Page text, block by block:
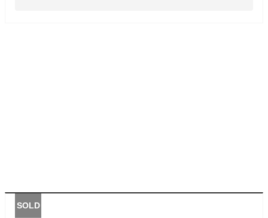
SOLD